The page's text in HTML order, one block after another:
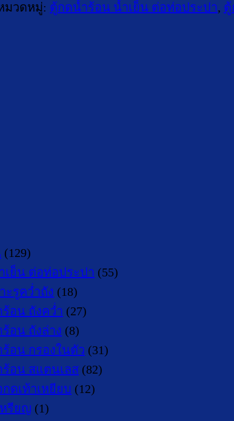
มวดหมู่: ตู้กดน้ำร้อน น้ำเย็น ต่อท่อประปา, ตู้
(129)
ย็น ต่อท่อประปา (55)
ะรูคว่ำถัง (18)
อน ถังคว่ำ (27)
อน ถังล่าง (8)
อน กรองในตัว (31)
อน สแตนเลส (82)
ดเท้าเหยียบ (12)
รียญ (1)